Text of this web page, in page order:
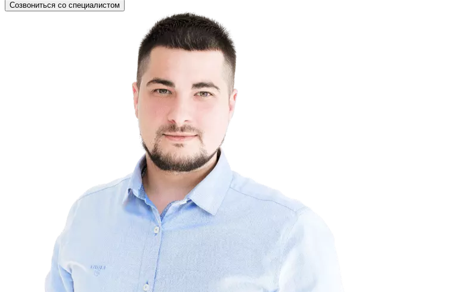
Созвониться со специалистом